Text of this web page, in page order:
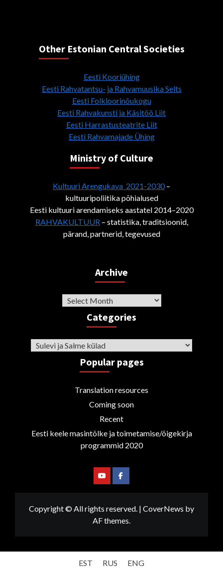
Other Estonian Central Societies
Eesti Kooriühing
Eesti Rahvatantsu- ja Rahvamuusika Selts
Eesti Folkloorinõukogu
Eesti Rahvakunsti ja Käsitöö Liit
Eesti Harrastusteatrite Liit
Eesti Rahvamajade Ühing
Ministry of Culture
Kultuuri Arengukava 2021-2030–
kultuuripoliitika põhialused
Eesti kultuuri arendamiseks aastatel 2014–2020
RAHVAKULTUUR– statistika, traditsioonid,
pärand, partnerid, tegevused
Archive
Archive
Categories
Categories
Popular pages
Translation resources
Coming soon
Recent
Eesti keele masintõlke ja toimetamise/õigekirja
programmid 2020
YoutubeFacebook
Copyright © All rights reserved. | CoverNews by
AF themes.
EST RUS ENG